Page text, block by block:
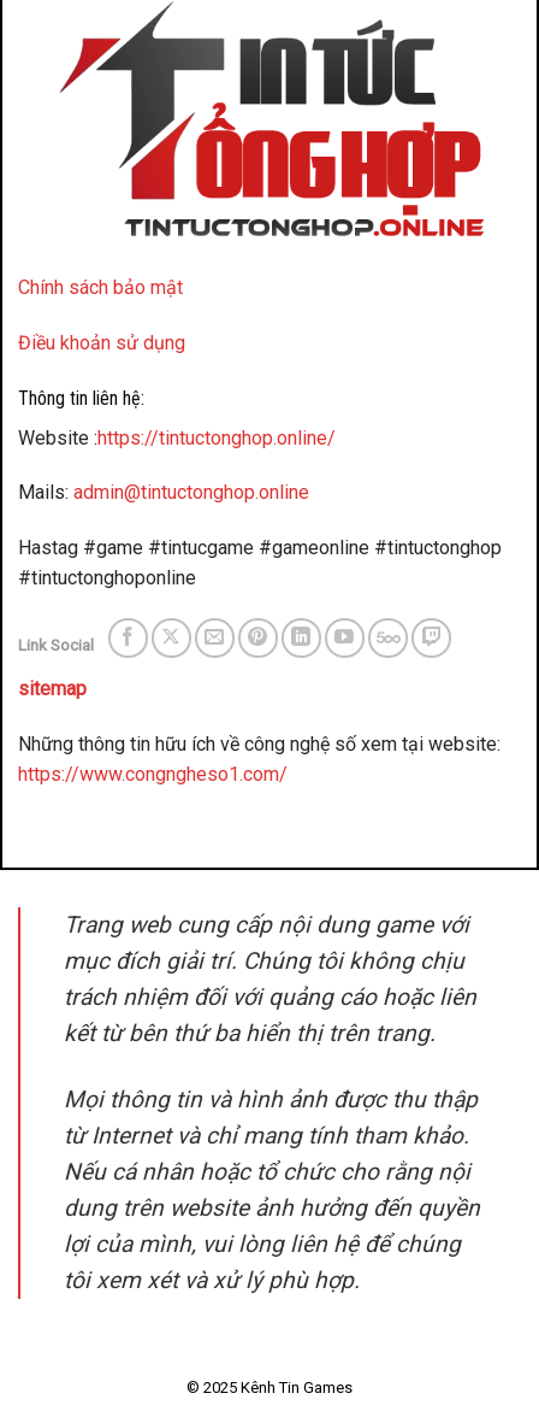
Chính sách bảo mật
Điều khoản sử dụng
Thông tin liên hệ:
Website :https://tintuctonghop.online/
Mails: admin@tintuctonghop.online
Hastag #game #tintucgame #gameonline #tintuctonghop
#tintuctonghoponline
Link Social
sitemap
Những thông tin hữu ích về công nghệ số xem tại website:
https://www.congngheso1.com/
Trang web cung cấp nội dung game với
mục đích giải trí. Chúng tôi không chịu
trách nhiệm đối với quảng cáo hoặc liên
kết từ bên thứ ba hiển thị trên trang.
Mọi thông tin và hình ảnh được thu thập
từ Internet và chỉ mang tính tham khảo.
Nếu cá nhân hoặc tổ chức cho rằng nội
dung trên website ảnh hưởng đến quyền
lợi của mình, vui lòng liên hệ để chúng
tôi xem xét và xử lý phù hợp.
© 2025 Kênh Tin Games